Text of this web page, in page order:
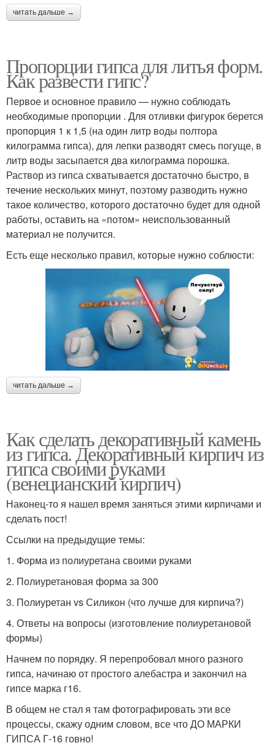
читать дальше →
Пропорции гипса для литья форм.
Как развести гипс?
Первое и основное правило — нужно соблюдать
необходимые пропорции . Для отливки фигурок берется
пропорция 1 к 1,5 (на один литр воды полтора
килограмма гипса), для лепки разводят смесь погуще, в
литр воды засыпается два килограмма порошка.
Раствор из гипса схватывается достаточно быстро, в
течение нескольких минут, поэтому разводить нужно
такое количество, которого достаточно будет для одной
работы, оставить на «потом» неиспользованный
материал не получится.
Есть еще несколько правил, которые нужно соблюсти:
читать дальше →
Как сделать декоративный камень
из гипса. Декоративный кирпич из
гипса своими руками
(венецианский кирпич)
Наконец-то я нашел время заняться этими кирпичами и
сделать пост!
Ссылки на предыдущие темы:
1. Форма из полиуретана своими руками
2. Полиуретановая форма за 300
3. Полиуретан vs Силикон (что лучше для кирпича?)
4. Ответы на вопросы (изготовление полиуретановой
формы)
Начнем по порядку. Я перепробовал много разного
гипса, начинаю от простого алебастра и закончил на
гипсе марка г16.
В общем не стал я там фотографировать эти все
процессы, скажу одним словом, все что ДО МАРКИ
ГИПСА Г-16 говно!